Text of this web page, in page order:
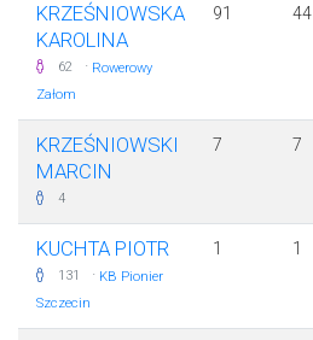
KRZEŚNIOWSKA
KAROLINA
62 · Rowerowy
Załom
91 44
KRZEŚNIOWSKI
MARCIN
4
7 7
KUCHTA PIOTR
131 · KB Pionier
Szczecin
1 1